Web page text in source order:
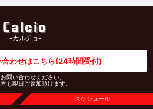
Calcio
-カルチョ-
わせはこちら(24時間受付)
問い合わせください。
も即日ご参加頂けます。
スケジュール